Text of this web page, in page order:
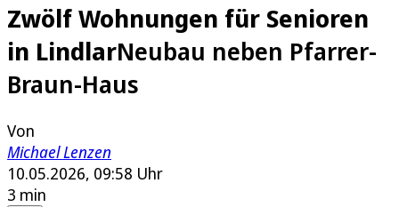
Zwölf Wohnungen für Senioren
in LindlarNeubau neben Pfarrer-
Braun-Haus
Von
Michael Lenzen
10.05.2026, 09:58 Uhr
3 min